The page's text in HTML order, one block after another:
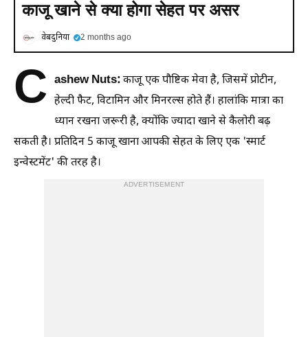
काजू खाने से क्या होगा सेहत पर असर
वेबदुनिया 2 months ago
C ashew Nuts:काजू एक पौष्टिक मेवा है, जिसमें प्रोटीन,
हेल्दी फैट, विटामिन और मिनरल्स होते हैं। हालांकि मात्रा का
ध्यान रखना जरूरी है, क्योंकि ज्यादा खाने से कैलोरी बढ़
सकती है। प्रतिदिन 5 काजू खाना आपकी सेहत के लिए एक 'स्मार्ट
इन्वेस्टमेंट' की तरह है।
ADVERTISEMENT